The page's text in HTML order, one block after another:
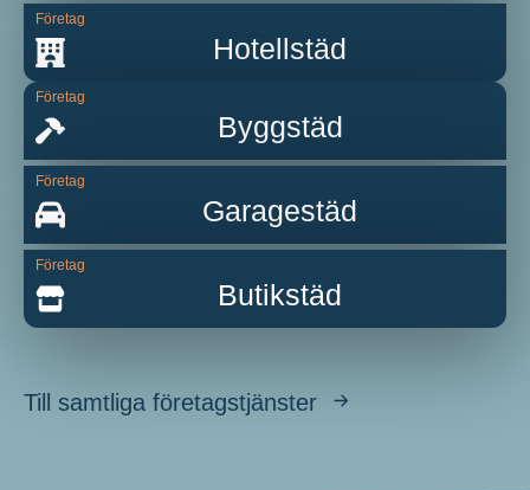
Företag
Hotellstäd
Företag
Byggstäd
Företag
Garagestäd
Företag
Butikstäd
Till samtliga företagstjänster